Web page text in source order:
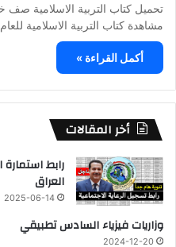
مشاهدة كتاب التربية الاسلامية للعام 2022 , منهج الصف…
أكمل القراءة »
أخر المقالات
العراق
2025-06-14
وزاريات فيزياء السادس تطبيقي
2024-12-20